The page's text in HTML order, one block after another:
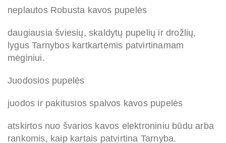
neplautos Robusta kavos pupelės
daugiausia šviesių, skaldytų pupelių ir drožlių,
lygus Tarnybos kartkartėmis patvirtinamam
mėginiui.
Juodosios pupelės
juodos ir pakitusios spalvos kavos pupelės
atskirtos nuo švarios kavos elektroniniu būdu arba
rankomis, kaip kartais patvirtina Tarnyba.